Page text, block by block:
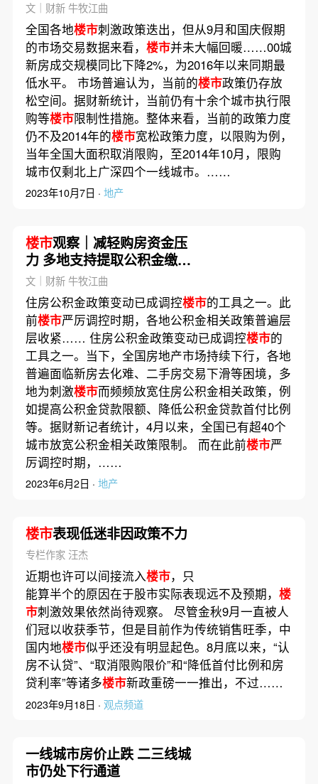
文｜财新 牛牧江曲
全国各地楼市刺激政策迭出，但从9月和国庆假期
的市场交易数据来看， 楼市并未大幅回暖……00城
新房成交规模同比下降2%，为2016年以来同期最
低水平。 市场普遍认为，当前的楼市政策仍存放
松空间。据财新统计，当前仍有十余个城市执行限
购等楼市限制性措施。整体来看，当前的政策力度
仍不及2014年的楼市宽松政策力度，以限购为例，
当年全国大面积取消限购，至2014年10月，限购
城市仅剩北上广深四个一线城市。……
2023年10月7日 · 地产
楼市观察｜减轻购房资金压
力 多地支持提取公积金缴纳
首付
文｜财新 牛牧江曲
住房公积金政策变动已成调控楼市的工具之一。此
前楼市严厉调控时期，各地公积金相关政策普遍层
层收紧…… 住房公积金政策变动已成调控楼市的
工具之一。当下，全国房地产市场持续下行，各地
普遍面临新房去化难、二手房交易下滑等困境，多
地为刺激楼市而频频放宽住房公积金相关政策，例
如提高公积金贷款限额、降低公积金贷款首付比例
等。据财新记者统计，4月以来，全国已有超40个
城市放宽公积金相关政策限制。 而在此前楼市严
厉调控时期，……
2023年6月2日 · 地产
楼市表现低迷非因政策不力
专栏作家 汪杰
近期也许可以间接流入楼市，只
能算半个的原因在于股市实际表现远不及预期， 楼
市刺激效果依然尚待观察。 尽管金秋9月一直被人
们冠以收获季节，但是目前作为传统销售旺季，中
国内地楼市似乎还没有明显起色。8月底以来，“认
房不认贷”、“取消限购限价”和“降低首付比例和房
贷利率”等诸多楼市新政重磅一一推出，不过……
2023年9月18日 · 观点频道
一线城市房价止跌 二三线城
市仍处下行通道